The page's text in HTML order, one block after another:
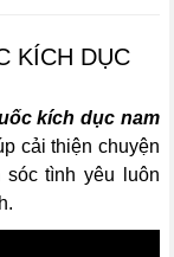
KÍCH DỤC
kích dục nam
cải thiện chuyện
sóc tình yêu luôn